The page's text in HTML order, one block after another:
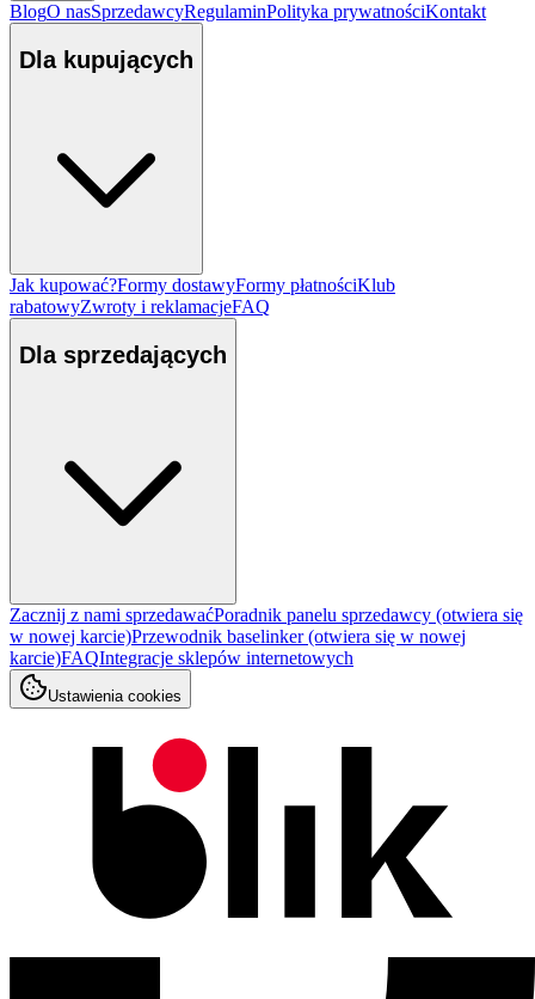
BlogO nasSprzedawcyRegulaminPolityka prywatnościKontakt
Dla kupujących
Jak kupować?Formy dostawyFormy płatnościKlub
rabatowyZwroty i reklamacjeFAQ
Dla sprzedających
Zacznij z nami sprzedawaćPoradnik panelu sprzedawcy (otwiera się
w nowej karcie)Przewodnik baselinker(otwiera się w nowej
karcie)FAQIntegracje sklepów internetowych
Ustawienia cookies